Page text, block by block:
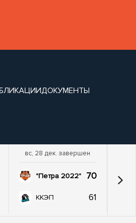
ДОКУМЕНТЫ
вс, 28 дек. завершен
"Петра 2022" 70
ККЭП 61